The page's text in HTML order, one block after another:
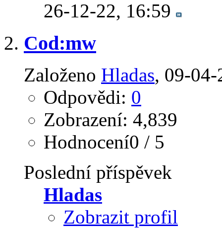
26-12-22, 16:59
Cod:mw
Založeno Hladas‎, 09-
Odpovědi: 0
Zobrazení: 4,839
Hodnocení0 / 5
Poslední příspěvek
Hladas
Zobrazit profil